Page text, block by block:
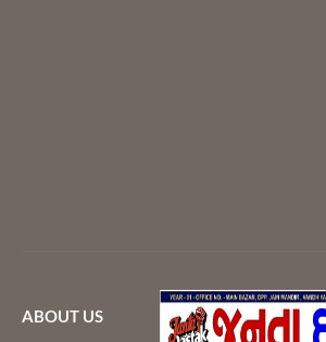
ABOUT US